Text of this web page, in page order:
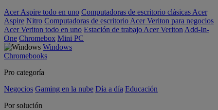
Acer Aspire todo en uno Computadoras de escritorio clásicas Acer
Aspire Nitro Computadoras de escritorio Acer Veriton para negocios
Acer Veriton todo en uno Estación de trabajo Acer Veriton Add-In-
One Chromebox Mini PC
Windows
Chromebooks
Pro categoría
Negocios Gaming en la nube Día a día Educación
Por solución